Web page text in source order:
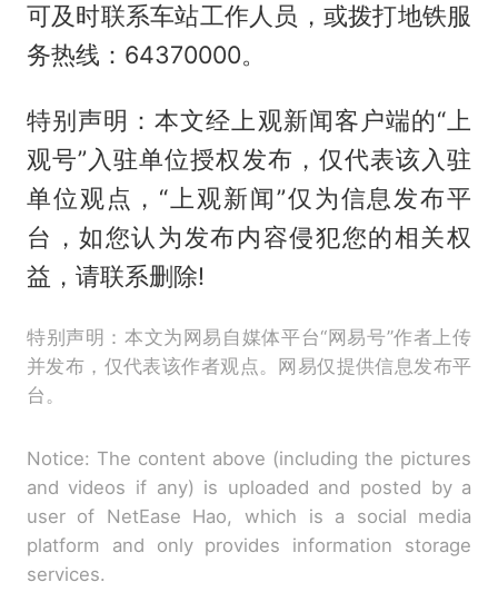
可及时联系车站工作人员，或拨打地铁服
务热线：64370000。
特别声明：本文经上观新闻客户端的“上
观号”入驻单位授权发布，仅代表该入驻
单位观点，“上观新闻”仅为信息发布平
台，如您认为发布内容侵犯您的相关权
益，请联系删除!
特别声明：本文为网易自媒体平台“网易号”作者上传
并发布，仅代表该作者观点。网易仅提供信息发布平
台。
Notice: The content above (including the pictures
and videos if any) is uploaded and posted by a
user of NetEase Hao, which is a social media
platform and only provides information storage
services.